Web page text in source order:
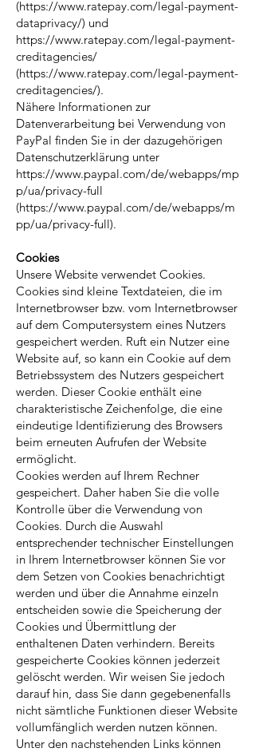
(https://www.ratepay.com/legal-payment-
dataprivacy/) und
https://www.ratepay.com/legal-payment-
creditagencies/
(https://www.ratepay.com/legal-payment-
creditagencies/).
Nähere Informationen zur
Datenverarbeitung bei Verwendung von
PayPal finden Sie in der dazugehörigen
Datenschutzerklärung unter
https://www.paypal.com/de/webapps/mp
p/ua/privacy-full
(https://www.paypal.com/de/webapps/m
pp/ua/privacy-full).
Cookies
Unsere Website verwendet Cookies.
Cookies sind kleine Textdateien, die im
Internetbrowser bzw. vom Internetbrowser
auf dem Computersystem eines Nutzers
gespeichert werden. Ruft ein Nutzer eine
Website auf, so kann ein Cookie auf dem
Betriebssystem des Nutzers gespeichert
werden. Dieser Cookie enthält eine
charakteristische Zeichenfolge, die eine
eindeutige Identifizierung des Browsers
beim erneuten Aufrufen der Website
ermöglicht.
Cookies werden auf Ihrem Rechner
gespeichert. Daher haben Sie die volle
Kontrolle über die Verwendung von
Cookies. Durch die Auswahl
entsprechender technischer Einstellungen
in Ihrem Internetbrowser können Sie vor
dem Setzen von Cookies benachrichtigt
werden und über die Annahme einzeln
entscheiden sowie die Speicherung der
Cookies und Übermittlung der
enthaltenen Daten verhindern. Bereits
gespeicherte Cookies können jederzeit
gelöscht werden. Wir weisen Sie jedoch
darauf hin, dass Sie dann gegebenenfalls
nicht sämtliche Funktionen dieser Website
vollumfänglich werden nutzen können.
Unter den nachstehenden Links können